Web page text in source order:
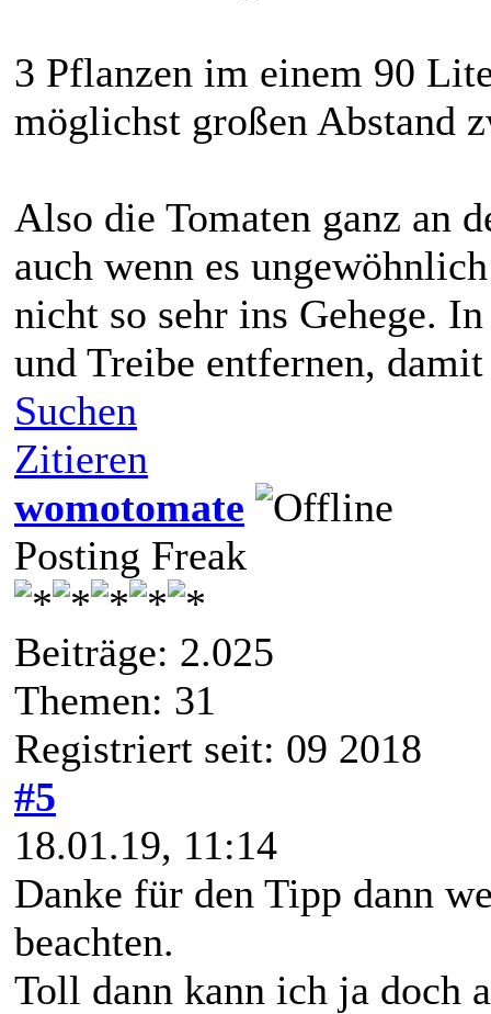
3 Pflanzen im einem 90
möglichst großen Abstand
Also die Tomaten ganz an
auch wenn es
nicht so sehr ins Gehege.
und Treibe entfernen,
Suchen
Zitieren
womotomate
Posting Freak
Beiträge: 2.025
Themen: 31
Registriert seit: 09 2018
#5
18.01.19, 11:14
Danke für den Tipp dann
beachten.
Toll dann kann ich ja doch